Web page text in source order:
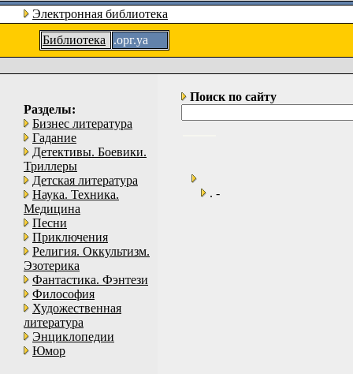
Электронная библиотека
Библиотека
.орг.уа
Разделы:
Бизнес литература
Гадание
Детективы. Боевики.
Триллеры
Детская литература
Наука. Техника.
Медицина
Песни
Приключения
Религия. Оккультизм.
Эзотерика
Фантастика. Фэнтези
Философия
Художественная
литература
Энциклопедии
Юмор
Поиск по сайту
. -